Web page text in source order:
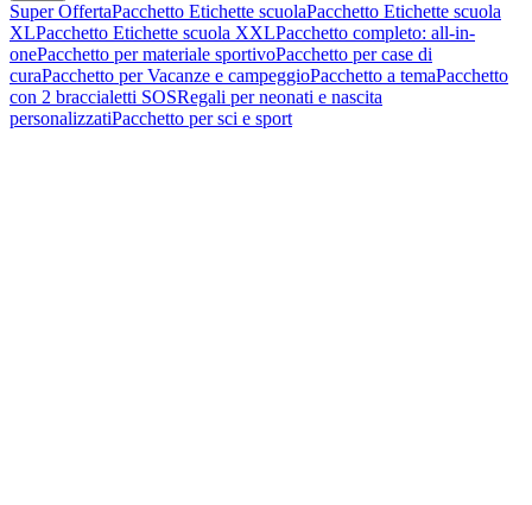
Super OffertaPacchetto Etichette scuolaPacchetto Etichette scuola
XLPacchetto Etichette scuola XXLPacchetto completo: all-in-
onePacchetto per materiale sportivoPacchetto per case di
curaPacchetto per Vacanze e campeggioPacchetto a temaPacchetto
con 2 braccialetti SOSRegali per neonati e nascita
personalizzatiPacchetto per sci e sport